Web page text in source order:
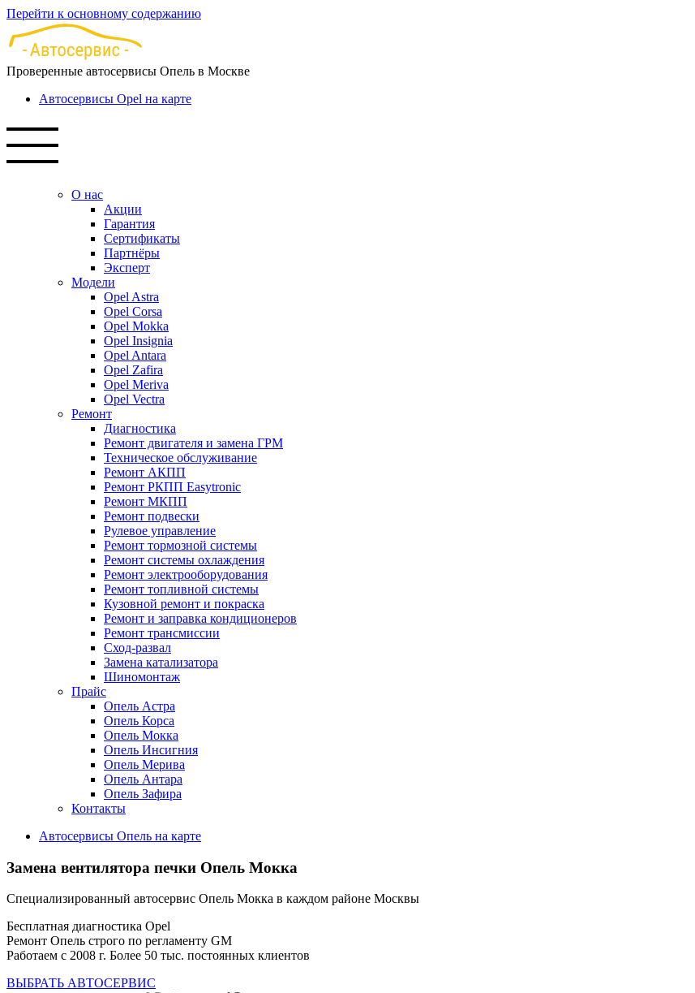
Перейти к основному содержанию
Проверенные автосервисы Опель в Москве
Автосервисы Opel на карте
О нас
Акции
Гарантия
Сертификаты
Партнёры
Эксперт
Модели
Opel Astra
Opel Corsa
Opel Mokka
Opel Insignia
Opel Antara
Opel Zafira
Opel Meriva
Opel Vectra
Ремонт
Диагностика
Ремонт двигателя и замена ГРМ
Техническое обслуживание
Ремонт АКПП
Ремонт РКПП Easytronic
Ремонт МКПП
Ремонт подвески
Рулевое управление
Ремонт тормозной системы
Ремонт системы охлаждения
Ремонт электрооборудования
Ремонт топливной системы
Кузовной ремонт и покраска
Ремонт и заправка кондиционеров
Ремонт трансмиссии
Сход-развал
Замена катализатора
Шиномонтаж
Прайс
Опель Астра
Опель Корса
Опель Мокка
Опель Инсигния
Опель Мерива
Опель Антара
Опель Зафира
Контакты
Автосервисы Опель на карте
Замена вентилятора печки Опель Мокка
Специализированный автосервис Опель Мокка в каждом районе Москвы
Бесплатная диагностика Opel
Ремонт Опель строго по регламенту GM
Работаем с 2008 г. Более 50 тыс. постоянных клиентов
ВЫБРАТЬ АВТОСЕРВИС